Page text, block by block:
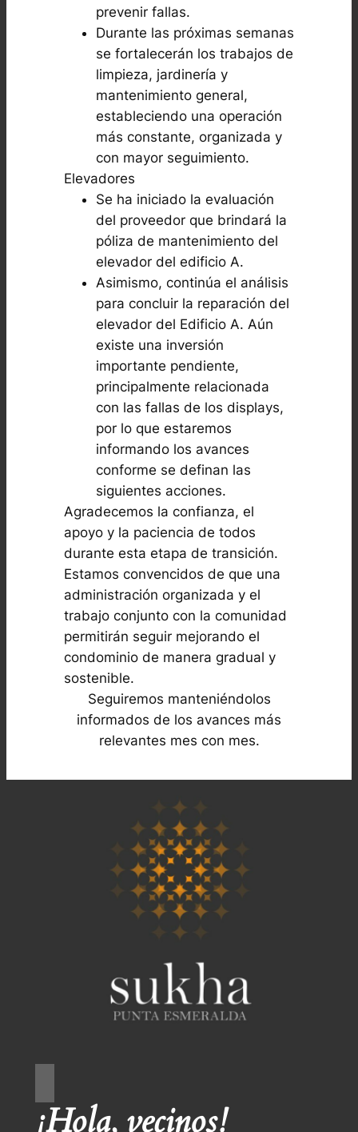
prevenir fallas.
Durante las próximas semanas
se fortalecerán los trabajos de
limpieza, jardinería y
mantenimiento general,
estableciendo una operación
más constante, organizada y
con mayor seguimiento.
Elevadores
Se ha iniciado la evaluación
del proveedor que brindará la
póliza de mantenimiento del
elevador del edificio A.
Asimismo, continúa el análisis
para concluir la reparación del
elevador del Edificio A. Aún
existe una inversión
importante pendiente,
principalmente relacionada
con las fallas de los displays,
por lo que estaremos
informando los avances
conforme se definan las
siguientes acciones.
Agradecemos la confianza, el
apoyo y la paciencia de todos
durante esta etapa de transición.
Estamos convencidos de que una
administración organizada y el
trabajo conjunto con la comunidad
permitirán seguir mejorando el
condominio de manera gradual y
sostenible.
Seguiremos manteniéndolos
informados de los avances más
relevantes mes con mes.
¡Hola, vecinos!